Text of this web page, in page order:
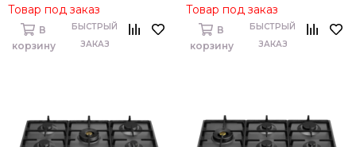
Товар под заказ
В
корзину
БЫСТРЫЙ
ЗАКАЗ
Товар под заказ
В
корзину
БЫСТРЫЙ
ЗАКАЗ